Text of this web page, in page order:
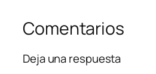
Comentarios
Deja una respuesta